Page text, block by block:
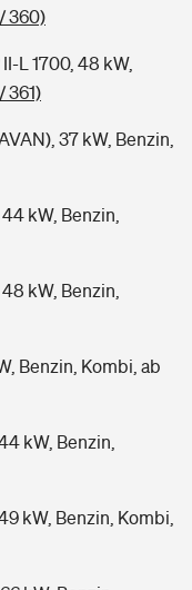
360)
L 1700, 48 kW,
361)
37 kW, Benzin,
kW, Benzin,
kW, Benzin,
Benzin, Kombi, ab
kW, Benzin,
kW, Benzin, Kombi,